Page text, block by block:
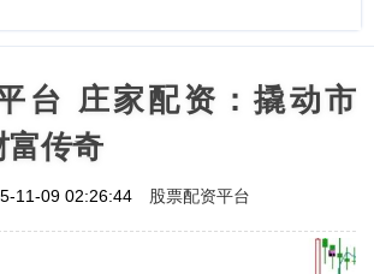
台 庄家配资：撬动市
富传奇
11-09 02:26:44 股票配资平台